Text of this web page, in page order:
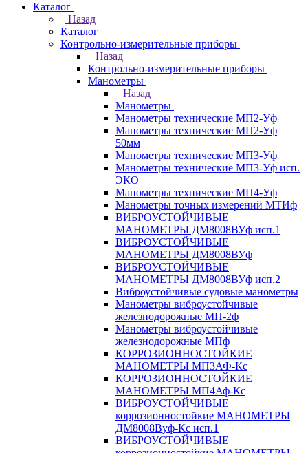
Каталог
Назад
Каталог
Контрольно-измерительные приборы
Назад
Контрольно-измерительные приборы
Манометры
Назад
Манометры
Манометры технические МП2-Уф
Манометры технические МП2-Уф
50мм
Манометры технические МП3-Уф
Манометры технические МП3-Уф исп.
ЭКО
Манометры технические МП4-Уф
Манометры точных измерений МТИф
ВИБРОУСТОЙЧИВЫЕ
МАНОМЕТРЫ ДМ8008ВУф исп.1
ВИБРОУСТОЙЧИВЫЕ
МАНОМЕТРЫ ДМ8008ВУф
ВИБРОУСТОЙЧИВЫЕ
МАНОМЕТРЫ ДМ8008ВУф исп.2
Виброустойчивые судовые манометры
Манометры виброустойчивые
железнодорожные МП-2ф
Манометры виброустойчивые
железнодорожные МПф
КОРРОЗИОННОСТОЙКИЕ
МАНОМЕТРЫ МП3АФ-Кс
КОРРОЗИОННОСТОЙКИЕ
МАНОМЕТРЫ МП4Аф-Кс
ВИБРОУСТОЙЧИВЫЕ
коррозионностойкие МАНОМЕТРЫ
ДМ8008Вуф-Кс исп.1
ВИБРОУСТОЙЧИВЫЕ